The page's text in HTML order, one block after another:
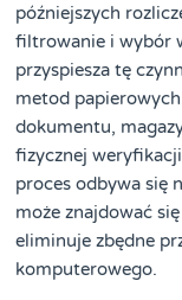
późniejszych
filtrowanie i wybór
przyspiesza tę
metod
dokumentu,
fizycznej
proces odbywa się
może znajdować
eliminuje zbędne
komputerowego.